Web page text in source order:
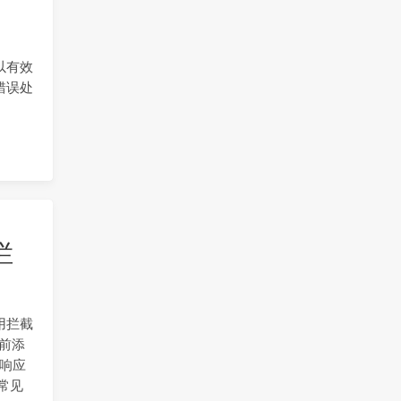
有效
误处
拦截
添
应
见